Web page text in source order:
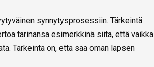
synnytysprosessiin. Tärkeintä
tarinansa esimerkkinä siitä, että vaikka
Tärkeintä on, että saa oman lapsen